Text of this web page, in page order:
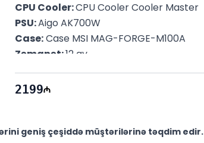
CPU Cooler: CPU Cooler Cooler Master
PSU: Aigo AK700W
Case: Case MSI MAG-FORGE-M100A
Zəmanət: 12 ay
2199
geniş çeşiddə müştərilərinə təqdim edir.